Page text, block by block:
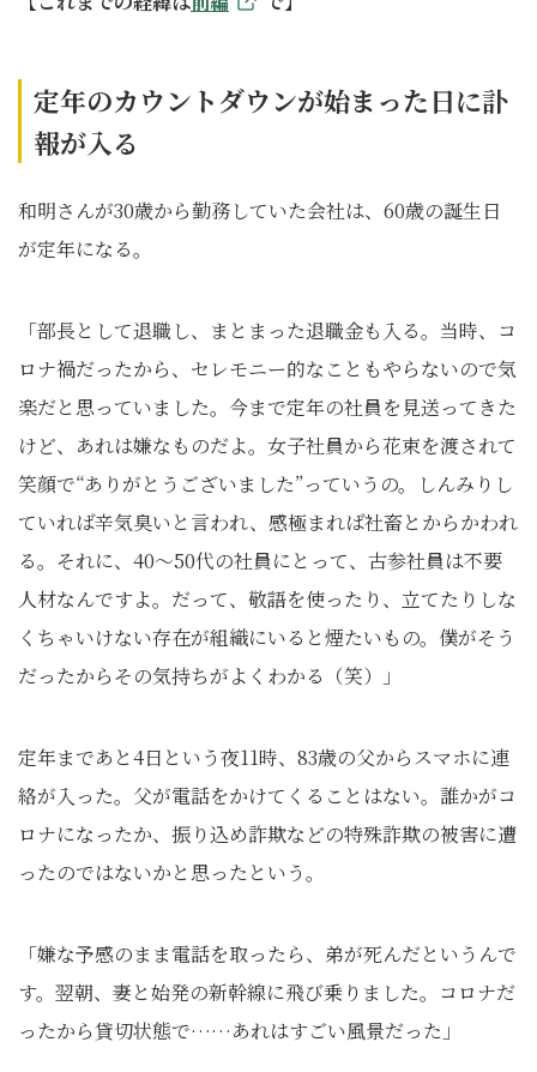
定年のカウントダウンが始まった日に訃
報が入る
和明さんが30歳から勤務していた会社は、60歳の誕生日
が定年になる。
「部長として退職し、まとまった退職金も入る。当時、コ
ロナ禍だったから、セレモニー的なこともやらないので気
楽だと思っていました。今まで定年の社員を見送ってきた
けど、あれは嫌なものだよ。女子社員から花束を渡されて
笑顔で“ありがとうございました”っていうの。しんみりし
ていれば辛気臭いと言われ、感極まれば社畜とからかわれ
る。それに、40〜50代の社員にとって、古参社員は不要
人材なんですよ。だって、敬語を使ったり、立てたりしな
くちゃいけない存在が組織にいると煙たいもの。僕がそう
だったからその気持ちがよくわかる（笑）」
定年まであと4日という夜11時、83歳の父からスマホに連
絡が入った。父が電話をかけてくることはない。誰かがコ
ロナになったか、振り込め詐欺などの特殊詐欺の被害に遭
ったのではないかと思ったという。
「嫌な予感のまま電話を取ったら、弟が死んだというんで
す。翌朝、妻と始発の新幹線に飛び乗りました。コロナだ
ったから貸切状態で……あれはすごい風景だった」